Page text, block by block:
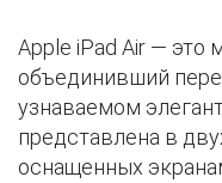
Apple iPad Air — это
объединивший
узнаваемом
представлена в
оснащенных